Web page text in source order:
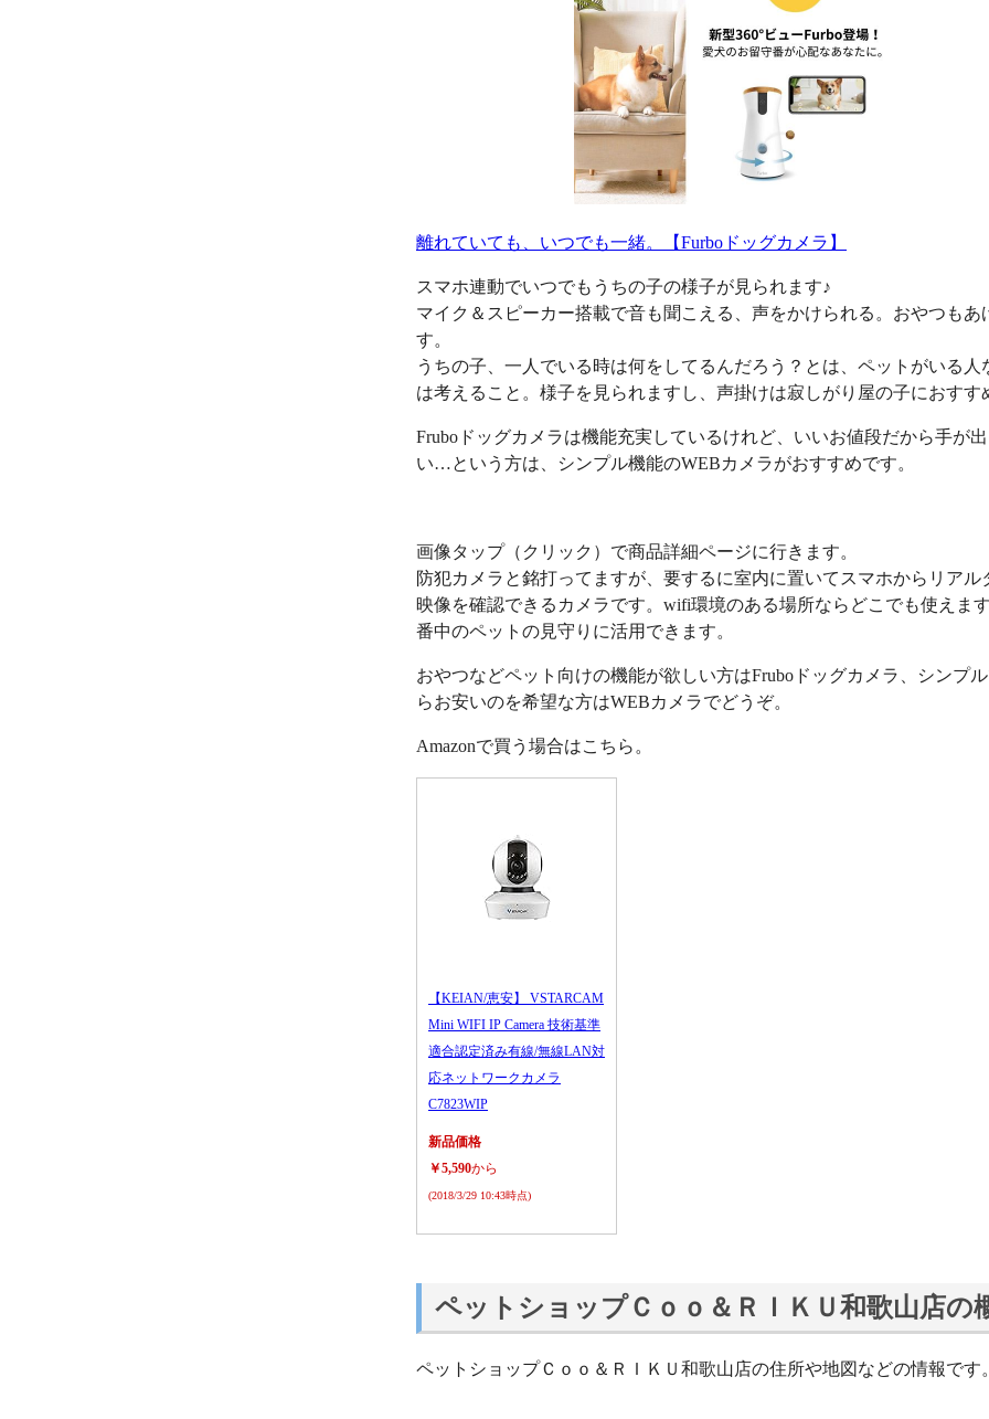
離れていても、いつでも一緒。【Furboドッグカメラ】
スマホ連動でいつでもうちの子の様子が見られます♪
マイク＆スピーカー搭載で音も聞こえる、声をかけられる。おやつもあ
す。
うちの子、一人でいる時は何をしてるんだろう？とは、ペットがいる人
は考えること。様子を見られますし、声掛けは寂しがり屋の子におすす
Fruboドッグカメラは機能充実しているけれど、いいお値段だから手が
い…という方は、シンプル機能のWEBカメラがおすすめです。
画像タップ（クリック）で商品詳細ページに行きます。
防犯カメラと銘打ってますが、要するに室内に置いてスマホからリアル
映像を確認できるカメラです。wifi環境のある場所ならどこでも使えま
番中のペットの見守りに活用できます。
おやつなどペット向けの機能が欲しい方はFruboドッグカメラ、シンプ
らお安いのを希望な方はWEBカメラでどうぞ。
Amazonで買う場合はこちら。
【KEIAN/恵安】 VSTARCAM
Mini WIFI IP Camera 技術基準
適合認定済み有線/無線LAN対
応ネットワークカメラ
C7823WIP
新品価格
￥5,590から
(2018/3/29 10:43時点)
ペットショップＣｏｏ＆ＲＩＫＵ和歌山店の
ペットショップＣｏｏ＆ＲＩＫＵ和歌山店の住所や地図などの情報です